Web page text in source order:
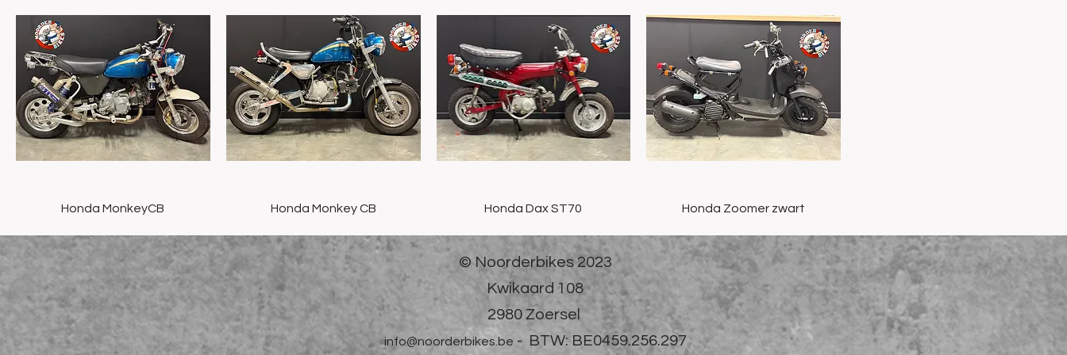
Snel overzicht
Honda MonkeyCB Snel overzicht
Honda Monkey CB Snel overzicht
Honda Dax ST70 Snel overzicht
Honda Zoomer zwart
© Noorderbikes 2023
Kwikaard 108
2980 Zoersel
info@noorderbikes.be - BTW: BE0459.256.297